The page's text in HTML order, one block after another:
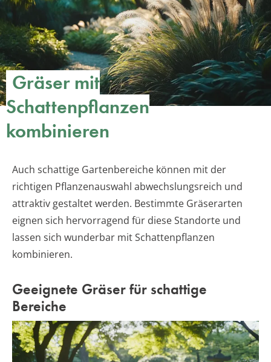
Gräser mit
Schattenpflanzen
kombinieren
Auch schattige Gartenbereiche können mit der
richtigen Pflanzenauswahl abwechslungsreich und
attraktiv gestaltet werden. Bestimmte Gräserarten
eignen sich hervorragend für diese Standorte und
lassen sich wunderbar mit Schattenpflanzen
kombinieren.
Geeignete Gräser für schattige
Bereiche